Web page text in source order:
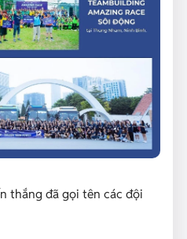
thắng đã gọi tên các đội